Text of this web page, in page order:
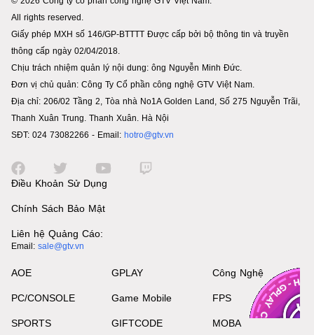
All rights reserved.
Giấy phép MXH số 146/GP-BTTTT Được cấp bởi bộ thông tin và truyền
thông cấp ngày 02/04/2018.
Chịu trách nhiệm quản lý nội dung: ông Nguyễn Minh Đức.
Đơn vị chủ quản: Công Ty Cổ phần công nghệ GTV Việt Nam.
Địa chỉ: 206/02 Tầng 2, Tòa nhà No1A Golden Land, Số 275 Nguyễn Trãi,
Thanh Xuân Trung. Thanh Xuân. Hà Nội
SĐT: 024 73082266 - Email: hotro@gtv.vn
Điều Khoản Sử Dụng
Chính Sách Bảo Mật
Liên hệ Quảng Cáo:
Email: sale@gtv.vn
AOE
PC/CONSOLE
SPORTS
GPLAY
Game Mobile
GIFTCODE
Công Nghệ
FPS
MOBA